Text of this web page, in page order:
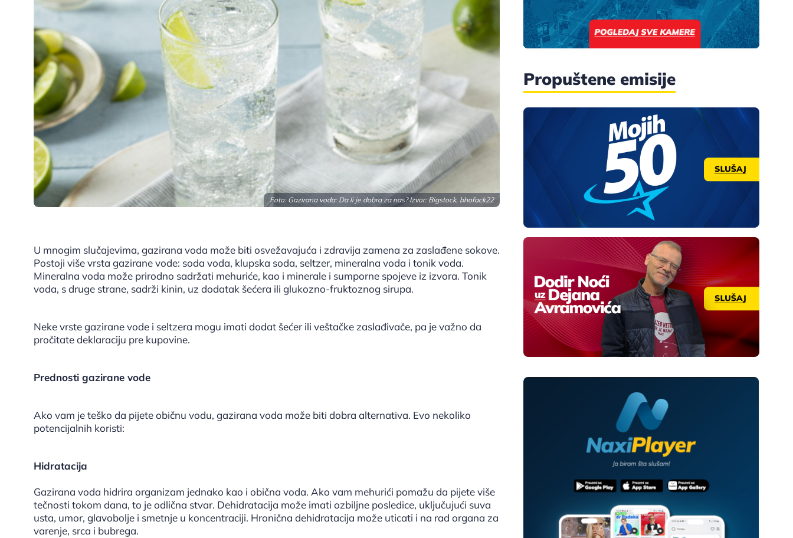
Foto: Gazirana voda: Da li je dobra za nas? Izvor: Bigstock, bhofack22
U mnogim slučajevima, gazirana voda može biti osvežavajuća i zdravija zamena za zaslađene sokove.
Postoji više vrsta gazirane vode: soda voda, klupska soda, seltzer, mineralna voda i tonik voda.
Mineralna voda može prirodno sadržati mehuriće, kao i minerale i sumporne spojeve iz izvora. Tonik
voda, s druge strane, sadrži kinin, uz dodatak šećera ili glukozno-fruktoznog sirupa.
Neke vrste gazirane vode i seltzera mogu imati dodat šećer ili veštačke zaslađivače, pa je važno da
pročitate deklaraciju pre kupovine.
Prednosti gazirane vode
Ako vam je teško da pijete običnu vodu, gazirana voda može biti dobra alternativa. Evo nekoliko
potencijalnih koristi:
Hidratacija
Gazirana voda hidrira organizam jednako kao i obična voda. Ako vam mehurići pomažu da pijete više
tečnosti tokom dana, to je odlična stvar. Dehidratacija može imati ozbiljne posledice, uključujući suva
usta, umor, glavobolje i smetnje u koncentraciji. Hronična dehidratacija može uticati i na rad organa za
varenje, srca i bubrega.
Propuštene emisije